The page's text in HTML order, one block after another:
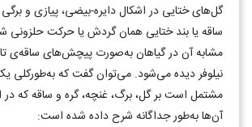
گل‌های ختایی در اشکال دایره-بیضی، پیازی و
ساقه یا بند ختایی همان گردش یا حرکت
مشابه آن در گیاهان به‌صورت پیچش‌های ساقه‌ی
نیلوفر دیده می‌شود. می‌توان گفت که به‌طورکلی
مشتمل است بر گل، برگ، غنچه، گره و ساقه که در
آن‌ها به‌طور جداگانه شرح داده شده است: